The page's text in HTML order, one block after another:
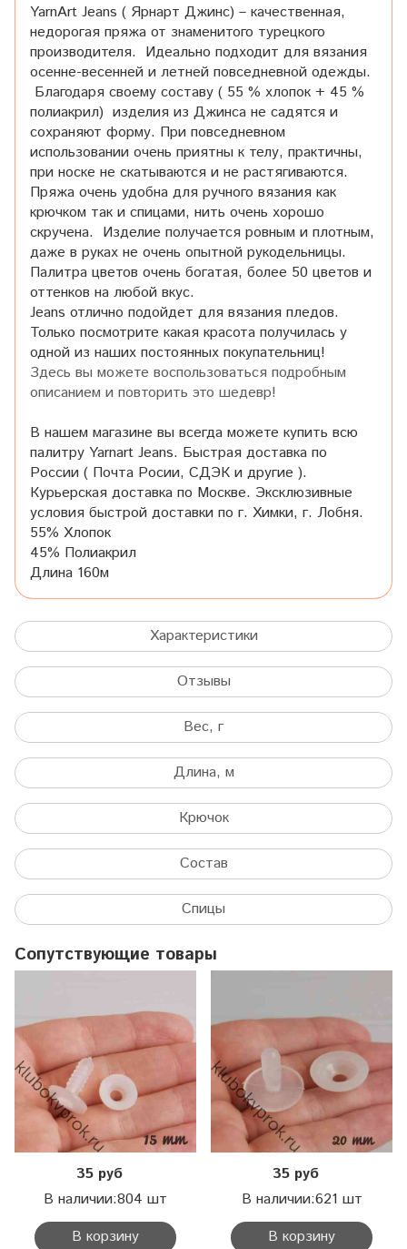
YarnArt Jeans ( Ярнарт Джинс) – качественная,
недорогая пряжа от знаменитого турецкого
производителя. Идеально подходит для вязания
осенне-весенней и летней повседневной одежды.
Благодаря своему составу ( 55 % хлопок + 45 %
полиакрил) изделия из Джинса не садятся и
сохраняют форму. При повседневном
использовании очень приятны к телу, практичны,
при носке не скатываются и не растягиваются.
Пряжа очень удобна для ручного вязания как
крючком так и спицами, нить очень хорошо
скручена. Изделие получается ровным и плотным,
даже в руках не очень опытной рукодельницы.
Палитра цветов очень богатая, более 50 цветов и
оттенков на любой вкус.
Jeans отлично подойдет для вязания пледов.
Только посмотрите какая красота получилась у
одной из наших постоянных покупательниц!
Здесь вы можете воспользоваться подробным
описанием и повторить это шедевр!
В нашем магазине вы всегда можете купить всю
палитру Yarnart Jeans. Быстрая доставка по
России ( Почта Росии, СДЭК и другие ).
Курьерская доставка по Москве. Эксклюзивные
условия быстрой доставки по г. Химки, г. Лобня.
55% Хлопок
45% Полиакрил
Длина 160м
Характеристики
Отзывы
Вес, г
Длина, м
Крючок
Состав
Спицы
Сопутствующие товары
35 руб
В наличии:804 шт
В корзину
35 руб
В наличии:621 шт
В корзину